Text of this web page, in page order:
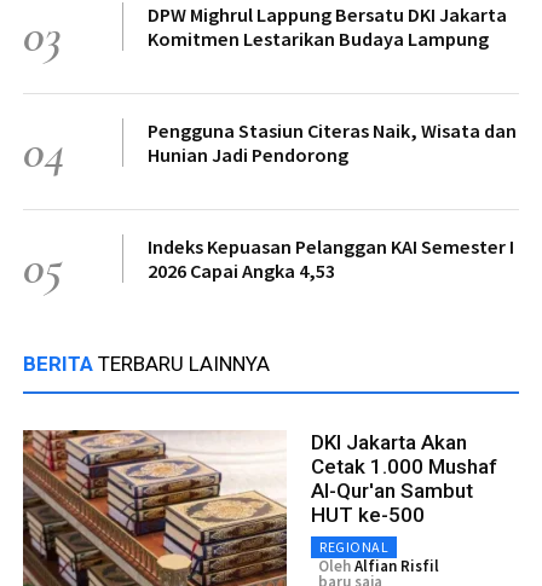
03
DPW Mighrul Lappung Bersatu DKI Jakarta
Komitmen Lestarikan Budaya Lampung
04
Pengguna Stasiun Citeras Naik, Wisata dan
Hunian Jadi Pendorong
05
Indeks Kepuasan Pelanggan KAI Semester I
2026 Capai Angka 4,53
BERITA TERBARU LAINNYA
DKI Jakarta Akan
Cetak 1.000 Mushaf
Al-Qur'an Sambut
HUT ke-500
REGIONAL
OlehAlfian Risfil
baru saja